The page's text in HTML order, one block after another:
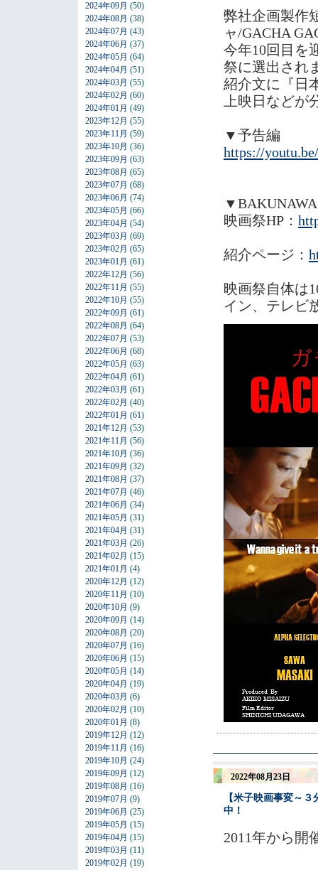
2024年09月 (50)
2024年08月 (38)
2024年07月 (43)
2024年06月 (37)
2024年05月 (64)
2024年04月 (51)
2024年03月 (55)
2024年02月 (60)
2024年01月 (49)
2023年12月 (55)
2023年11月 (59)
2023年10月 (36)
2023年09月 (63)
2023年08月 (65)
2023年07月 (68)
2023年06月 (74)
2023年05月 (66)
2023年04月 (54)
2023年03月 (69)
2023年02月 (65)
2023年01月 (61)
2022年12月 (56)
2022年11月 (55)
2022年10月 (55)
2022年09月 (61)
2022年08月 (64)
2022年07月 (53)
2022年06月 (68)
2022年05月 (63)
2022年04月 (61)
2022年03月 (61)
2022年02月 (40)
2022年01月 (61)
2021年12月 (53)
2021年11月 (56)
2021年10月 (36)
2021年09月 (32)
2021年08月 (37)
2021年07月 (46)
2021年06月 (34)
2021年05月 (31)
2021年04月 (31)
2021年03月 (26)
2021年02月 (15)
2021年01月 (4)
2020年12月 (12)
2020年11月 (10)
2020年10月 (9)
2020年09月 (14)
2020年08月 (20)
2020年07月 (16)
2020年06月 (15)
2020年05月 (14)
2020年04月 (19)
2020年03月 (6)
2020年02月 (10)
2020年01月 (8)
2019年12月 (12)
2019年11月 (16)
2019年10月 (24)
2019年09月 (12)
2019年08月 (16)
2019年07月 (9)
2019年06月 (25)
2019年05月 (15)
2019年04月 (15)
2019年03月 (11)
2019年02月 (19)
弊社企画製作
ャ/GACHA
今年10回目を
祭に選出され
紹介文に『日
上映日など
▼予告編
https://
▼BAKUNAWA
映画祭HP：
紹介ページ：
映画祭自体は
イン、テレビ
2022年08月23日
【米子映画事変～
中！
2011年から開